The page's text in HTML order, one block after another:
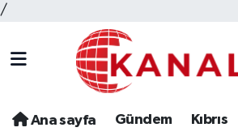
/
Ana sayfa Gündem Kıbrıs